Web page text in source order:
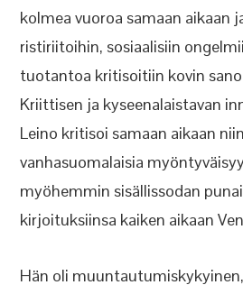
kolmea vuoroa samaan aikaan
ristiriitoihin, sosiaalisiin
tuotantoa kritisoitiin kovin
Kriittisen ja kyseenalaistavan
Leino kritisoi samaan aikaan
vanhasuomalaisia
myöhemmin sisällissodan
kirjoituksiinsa kaiken aikaan
Hän oli